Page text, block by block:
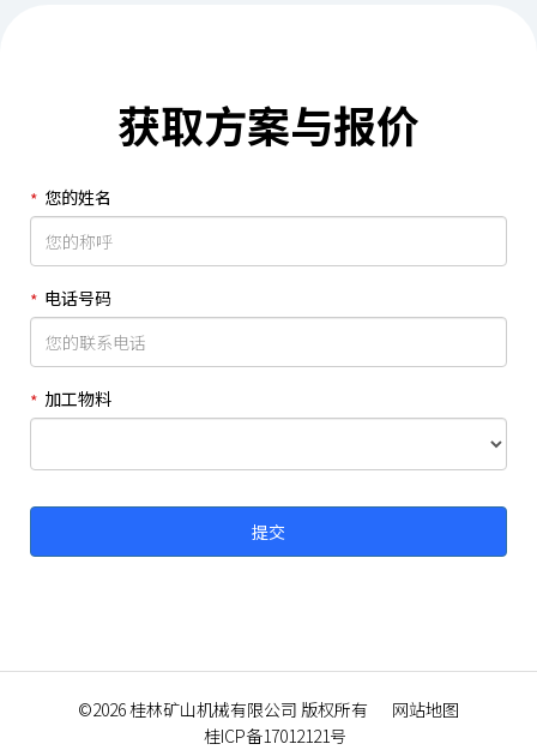
获取方案与报价
您的姓名
电话号码
加工物料
©2026桂林矿山机械有限公司 版权所有
网站地图
桂ICP备17012121号